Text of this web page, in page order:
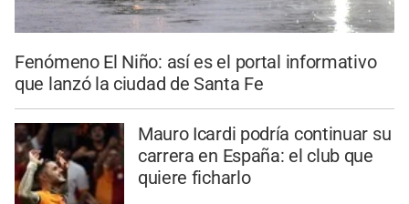
Fenómeno El Niño: así es el portal informativo
que lanzó la ciudad de Santa Fe
Mauro Icardi podría continuar su
carrera en España: el club que
quiere ficharlo